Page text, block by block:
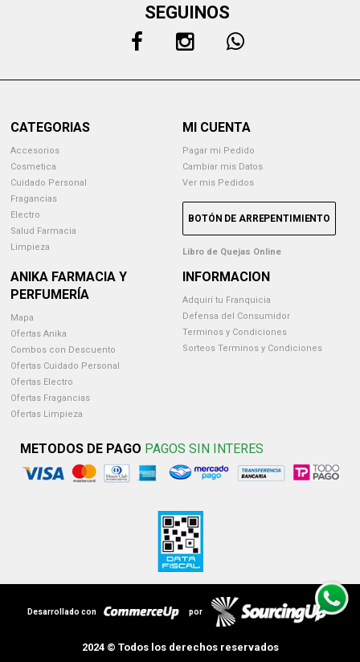
SEGUINOS
CATEGORIAS
Accesorios
Cosmetica
Cuidado Personal
Fragancias
Electro
Salud Farmacia
Limpieza
MI CUENTA
Pagar mi Pedido
Cambiar mis Datos
Ver mis Pedidos
BOTÓN DE ARREPENTIMIENTO
Libro de Quejas Online
ANIKA FARMACIA Y
PERFUMERÍA
Mapa
Ofertas Anika
Combos con Descuento
Ofertas Cuidado Personal
Ofertas Electro
Ofertas Fragancias
Ofertas Limpieza
INFORMACION
Adquirí tu Franquicia
Defensa del Consumidor
Terminos y Condiciones
Sorteos Terminos y Condiciones
METODOS DE PAGO PAGOS SIN INTERES
Desarrollado con por
2024 © Todos los derechos reservados